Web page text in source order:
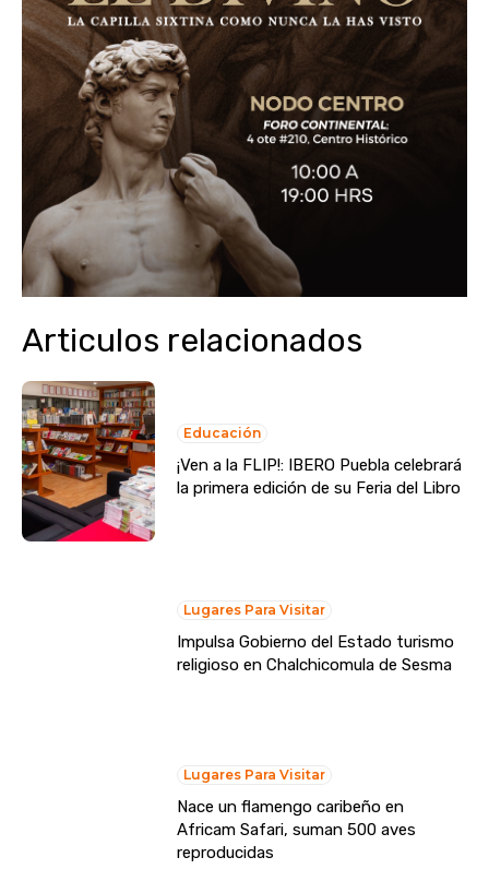
Articulos relacionados
Educación
¡Ven a la FLIP!: IBERO Puebla celebrará
la primera edición de su Feria del Libro
Lugares Para Visitar
Impulsa Gobierno del Estado turismo
religioso en Chalchicomula de Sesma
Lugares Para Visitar
Nace un flamengo caribeño en
Africam Safari, suman 500 aves
reproducidas